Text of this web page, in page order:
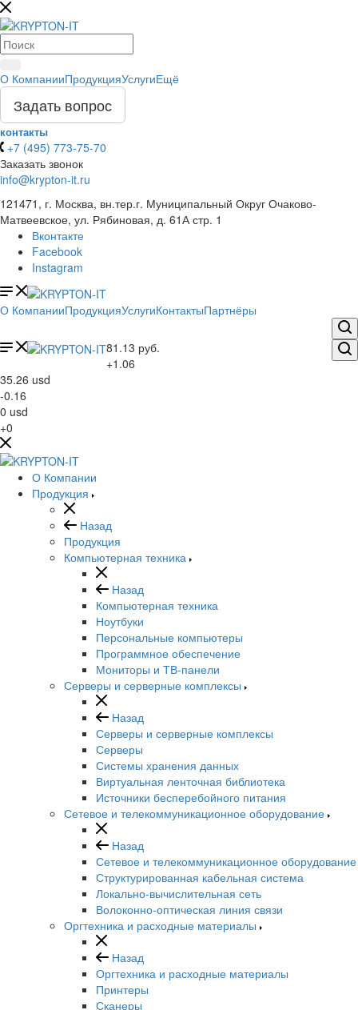
О КомпанииПродукцияУслугиЕщё
Задать вопрос
контакты
+7 (495) 773-75-70
Заказать звонок
info@krypton-it.ru
121471, г. Москва, вн.тер.г. Муниципальный Округ Очаково-
Матвеевское, ул. Рябиновая, д. 61А стр. 1
Вконтакте
Facebook
Instagram
О КомпанииПродукцияУслугиКонтактыПартнёры
81.13 руб.
+1.06
35.26 usd
-0.16
0 usd
+0
О Компании
Продукция
Назад
Продукция
Компьютерная техника
Назад
Компьютерная техника
Ноутбуки
Персональные компьютеры
Программное обеспечение
Мониторы и ТВ-панели
Серверы и серверные комплексы
Назад
Серверы и серверные комплексы
Серверы
Системы хранения данных
Виртуальная ленточная библиотека
Источники бесперебойного питания
Сетевое и телекоммуникационное оборудование
Назад
Сетевое и телекоммуникационное оборудование
Структурированная кабельная система
Локально-вычислительная сеть
Волоконно-оптическая линия связи
Оргтехника и расходные материалы
Назад
Оргтехника и расходные материалы
Принтеры
Сканеры